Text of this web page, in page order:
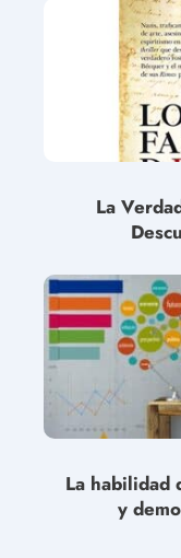
La
La habilidad
y